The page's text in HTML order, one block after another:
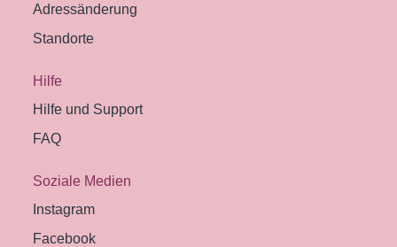
Adressänderung
Standorte
Hilfe
Hilfe und Support
FAQ
Soziale Medien
Instagram
Facebook